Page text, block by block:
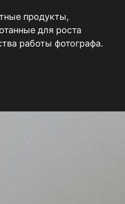
продукты,
для роста
работы фотографа.